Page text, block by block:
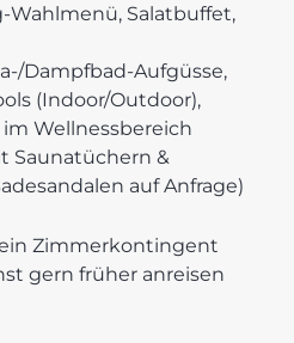
Wahlmenü, Salatbuffet,
Dampfbad-Aufgüsse,
(Indoor/Outdoor),
im Wellnessbereich
Saunatüchern &
auf Anfrage)
Zimmerkontingent
gern früher anreisen